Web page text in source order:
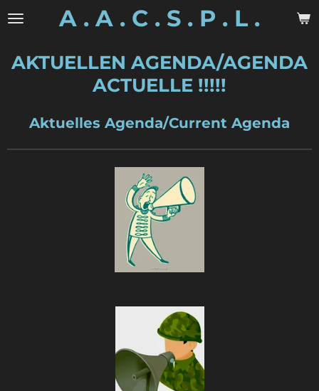
Zum
A . A . C . S . P . L .
AKTUELLEN AGENDA/AGENDA
ACTUELLE !!!!!
Aktuelles Agenda/Current Agenda